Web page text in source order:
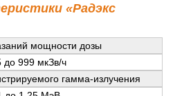
«Радэкс
мощности дозы
до 999 мкЗв/ч
гамма-излучения